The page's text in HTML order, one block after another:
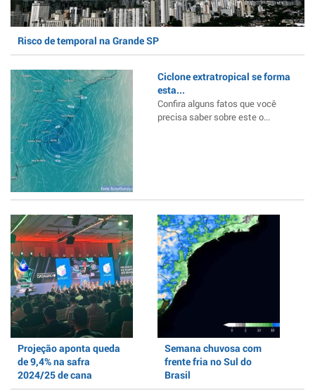
Risco de temporal na Grande SP
Ciclone extratropical se forma
esta...
Confira alguns fatos que você
precisa saber sobre este o...
Projeção aponta queda
de 9,4% na safra
2024/25 de cana
Semana chuvosa com
frente fria no Sul do
Brasil